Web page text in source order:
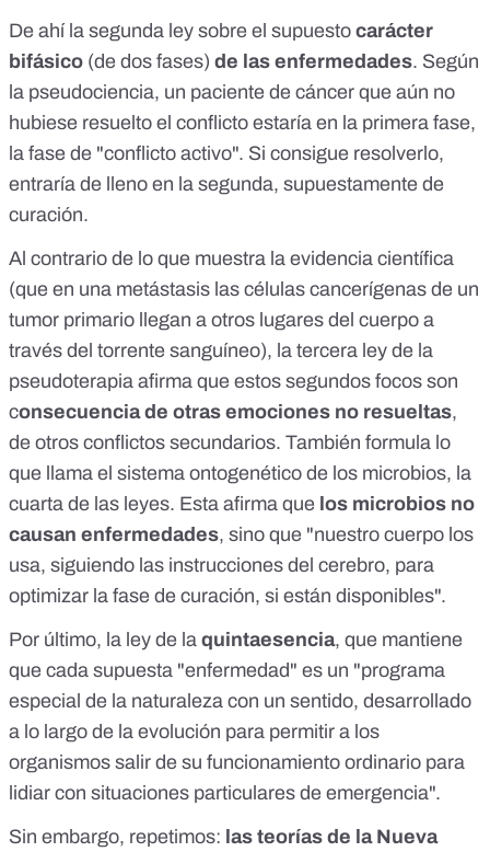
De ahí la segunda ley sobre el supuesto carácter
bifásico (de dos fases) de las enfermedades. Según
la pseudociencia, un paciente de cáncer que aún no
hubiese resuelto el conflicto estaría en la primera fase,
la fase de "conflicto activo". Si consigue resolverlo,
entraría de lleno en la segunda, supuestamente de
curación.
Al contrario de lo que muestra la evidencia científica
(que en una metástasis las células cancerígenas de un
tumor primario llegan a otros lugares del cuerpo a
través del torrente sanguíneo), la tercera ley de la
pseudoterapia afirma que estos segundos focos son
consecuencia de otras emociones no resueltas,
de otros conflictos secundarios. También formula lo
que llama el sistema ontogenético de los microbios, la
cuarta de las leyes. Esta afirma que los microbios no
causan enfermedades, sino que "nuestro cuerpo los
usa, siguiendo las instrucciones del cerebro, para
optimizar la fase de curación, si están disponibles".
Por último, la ley de la quintaesencia, que mantiene
que cada supuesta "enfermedad" es un "programa
especial de la naturaleza con un sentido, desarrollado
a lo largo de la evolución para permitir a los
organismos salir de su funcionamiento ordinario para
lidiar con situaciones particulares de emergencia".
Sin embargo, repetimos: las teorías de la Nueva